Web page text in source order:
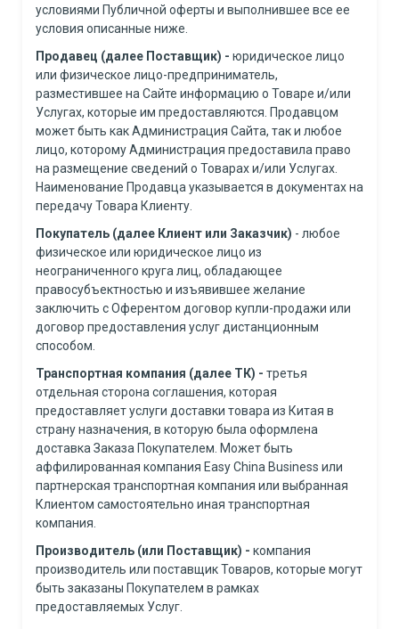
условиями Публичной оферты и выполнившее все ее
условия описанные ниже.
Продавец (далее Поставщик) - юридическое лицо
или физическое лицо-предприниматель,
разместившее на Сайте информацию о Товаре и/или
Услугах, которые им предоставляются. Продавцом
может быть как Администрация Сайта, так и любое
лицо, которому Администрация предоставила право
на размещение сведений о Товарах и/или Услугах.
Наименование Продавца указывается в документах на
передачу Товара Клиенту.
Покупатель (далее Клиент или Заказчик) - любое
физическое или юридическое лицо из
неограниченного круга лиц, обладающее
правосубъектностью и изъявившее желание
заключить с Оферентом договор купли-продажи или
договор предоставления услуг дистанционным
способом.
Транспортная компания (далее ТК) - третья
отдельная сторона соглашения, которая
предоставляет услуги доставки товара из Китая в
страну назначения, в которую была оформлена
доставка Заказа Покупателем. Может быть
аффилированная компания Easy China Business или
партнерская транспортная компания или выбранная
Клиентом самостоятельно иная транспортная
компания.
Производитель (или Поставщик) - компания
производитель или поставщик Товаров, которые могут
быть заказаны Покупателем в рамках
предоставляемых Услуг.